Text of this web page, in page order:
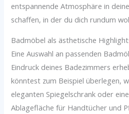
entspannende Atmosphäre in
schaffen, in der du dich rundum
Badmöbel als ästhetische
Eine Auswahl an passenden
Eindruck deines Badezimmers
könntest zum Beispiel überlegen,
eleganten Spiegelschrank oder
Ablagefläche für Handtücher und